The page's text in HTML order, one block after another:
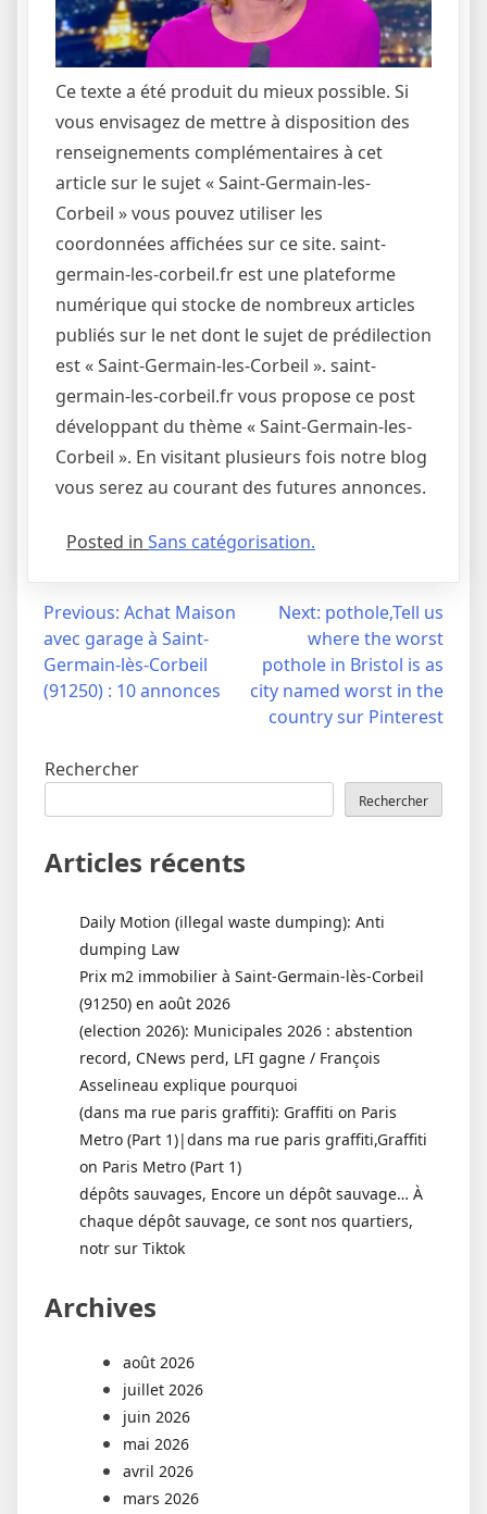
Ce texte a été produit du mieux possible. Si
vous envisagez de mettre à disposition des
renseignements complémentaires à cet
article sur le sujet « Saint-Germain-les-
Corbeil » vous pouvez utiliser les
coordonnées affichées sur ce site. saint-
germain-les-corbeil.fr est une plateforme
numérique qui stocke de nombreux articles
publiés sur le net dont le sujet de prédilection
est « Saint-Germain-les-Corbeil ». saint-
germain-les-corbeil.fr vous propose ce post
développant du thème « Saint-Germain-les-
Corbeil ». En visitant plusieurs fois notre blog
vous serez au courant des futures annonces.
Posted in Sans catégorisation.
Navigation
l’article
Previous: Achat Maison
avec garage à Saint-
Germain-lès-Corbeil
(91250) : 10 annonces
Next: pothole,Tell us
where the worst
pothole in Bristol is as
city named worst in the
country sur Pinterest
Rechercher
Rechercher
Articles récents
Daily Motion (illegal waste dumping): Anti
dumping Law
Prix m2 immobilier à Saint-Germain-lès-Corbeil
(91250) en août 2026
(election 2026): Municipales 2026 : abstention
record, CNews perd, LFI gagne / François
Asselineau explique pourquoi
(dans ma rue paris graffiti): Graffiti on Paris
Metro (Part 1)|dans ma rue paris graffiti,Graffiti
on Paris Metro (Part 1)
dépôts sauvages, Encore un dépôt sauvage… À
chaque dépôt sauvage, ce sont nos quartiers,
notr sur Tiktok
Archives
août 2026
juillet 2026
juin 2026
mai 2026
avril 2026
mars 2026